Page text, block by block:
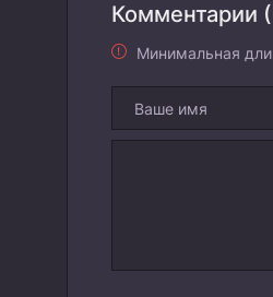
Комментарии
Минимальная